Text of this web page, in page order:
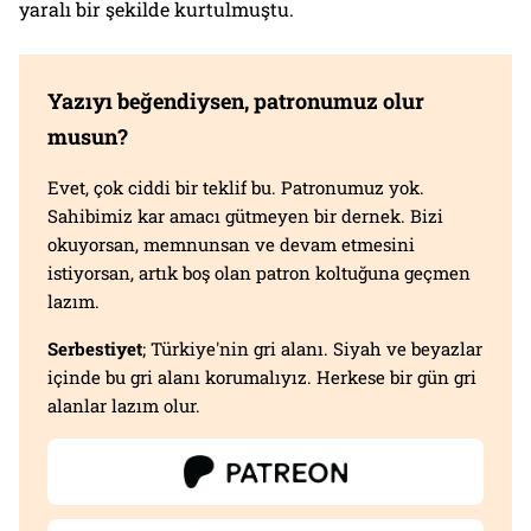
yaralı bir şekilde kurtulmuştu.
Yazıyı beğendiysen, patronumuz olur
musun?
Evet, çok ciddi bir teklif bu. Patronumuz yok.
Sahibimiz kar amacı gütmeyen bir dernek. Bizi
okuyorsan, memnunsan ve devam etmesini
istiyorsan, artık boş olan patron koltuğuna geçmen
lazım.
Serbestiyet; Türkiye'nin gri alanı. Siyah ve beyazlar
içinde bu gri alanı korumalıyız. Herkese bir gün gri
alanlar lazım olur.